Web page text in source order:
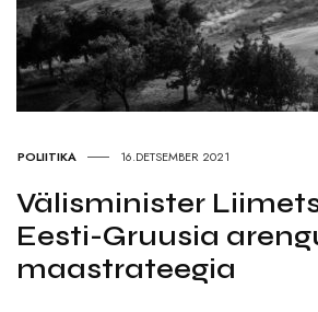
POLIITIKA 16.DETSEMBER 2021
Välisminister
Eesti-Gruusia
maastrateegia